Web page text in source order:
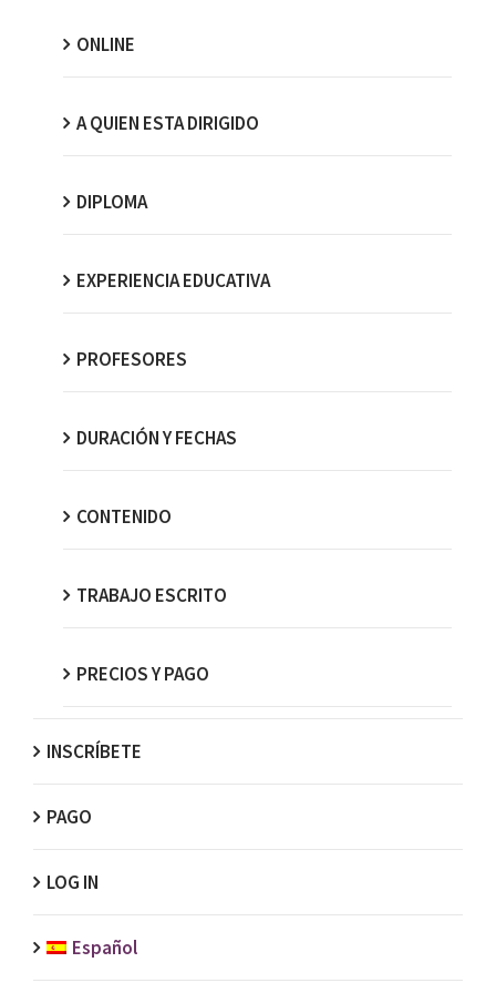
ONLINE
A QUIEN ESTA DIRIGIDO
DIPLOMA
EXPERIENCIA EDUCATIVA
PROFESORES
DURACIÓN Y FECHAS
CONTENIDO
TRABAJO ESCRITO
PRECIOS Y PAGO
INSCRÍBETE
PAGO
LOG IN
Español